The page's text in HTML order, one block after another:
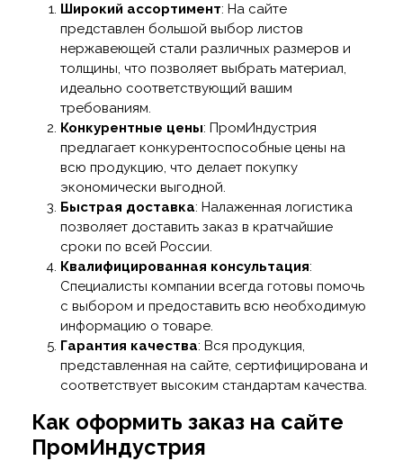
Широкий ассортимент: На сайте
представлен большой выбор листов
нержавеющей стали различных размеров и
толщины, что позволяет выбрать материал,
идеально соответствующий вашим
требованиям.
Конкурентные цены: ПромИндустрия
предлагает конкурентоспособные цены на
всю продукцию, что делает покупку
экономически выгодной.
Быстрая доставка: Налаженная логистика
позволяет доставить заказ в кратчайшие
сроки по всей России.
Квалифицированная консультация:
Специалисты компании всегда готовы помочь
с выбором и предоставить всю необходимую
информацию о товаре.
Гарантия качества: Вся продукция,
представленная на сайте, сертифицирована и
соответствует высоким стандартам качества.
Как оформить заказ на сайте
ПромИндустрия